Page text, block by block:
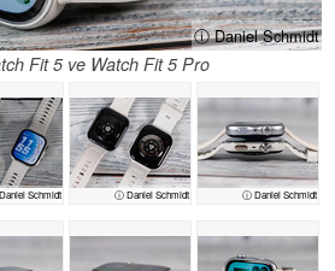
ⓘ Daniel Schmidt
Fit 5 ve Watch Fit 5 Pro
Schmidt ⓘ Daniel Schmidt ⓘ Daniel Schmidt